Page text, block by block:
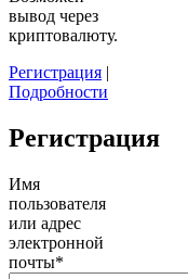
вывод через
криптовалюту.
Регистрация |
Подробности
Регистрация
Имя
пользователя
или адрес
электронной
почты*